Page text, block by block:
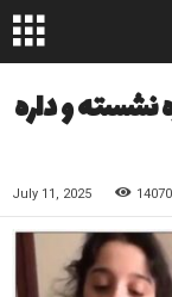
و داره
July 11, 2025 14070